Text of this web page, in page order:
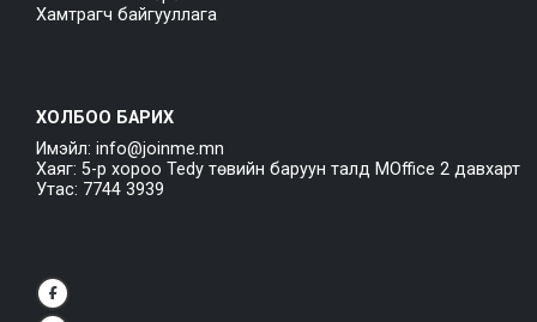
Хамтрагч байгууллага
ХОЛБОО БАРИХ
Имэйл: info@joinme.mn
Хаяг: 5-р хороо Tedy төвийн баруун талд MOffice 2 давхарт
Утас: 7744 3939